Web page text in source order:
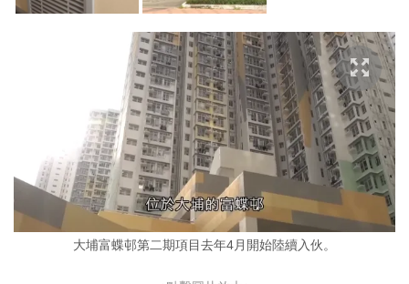
大埔富蝶邨第二期項目去年4月開始陸續入伙。